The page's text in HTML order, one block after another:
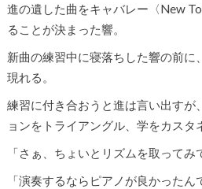
進の遺した曲をキャバレー〈New
ることが決まった響。
新曲の練習中に寝落ちした響の前に
現れる。
練習に付き合おうと進は言い出すが
ョンをトライアングル、学をカス
「さぁ、ちょいとリズムを取ってみ
「演奏するならピアノが良かったん